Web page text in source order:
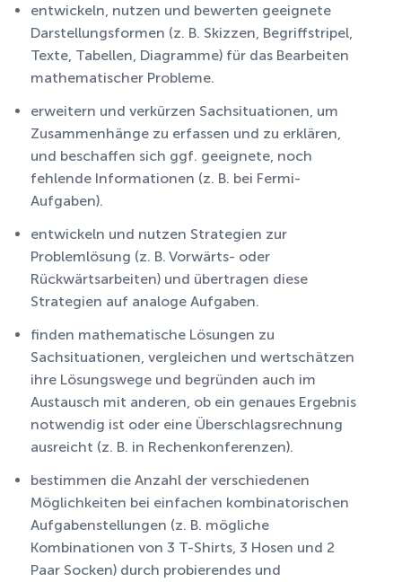
entwickeln, nutzen und bewerten geeignete
Darstellungsformen (z. B. Skizzen, Begriffstripel,
Texte, Tabellen, Diagramme) für das Bearbeiten
mathematischer Probleme.
erweitern und verkürzen Sachsituationen, um
Zusammenhänge zu erfassen und zu erklären,
und beschaffen sich ggf. geeignete, noch
fehlende Informationen (z. B. bei Fermi-
Aufgaben).
entwickeln und nutzen Strategien zur
Problemlösung (z. B. Vorwärts- oder
Rückwärtsarbeiten) und übertragen diese
Strategien auf analoge Aufgaben.
finden mathematische Lösungen zu
Sachsituationen, vergleichen und wertschätzen
ihre Lösungswege und begründen auch im
Austausch mit anderen, ob ein genaues Ergebnis
notwendig ist oder eine Überschlagsrechnung
ausreicht (z. B. in Rechenkonferenzen).
bestimmen die Anzahl der verschiedenen
Möglichkeiten bei einfachen kombinatorischen
Aufgabenstellungen (z. B. mögliche
Kombinationen von 3 T-Shirts, 3 Hosen und 2
Paar Socken) durch probierendes und